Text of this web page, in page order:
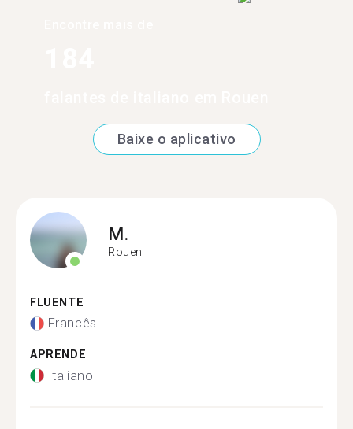
Baixe o aplicativo
M.
Rouen
FLUENTE
Francês
APRENDE
Italiano